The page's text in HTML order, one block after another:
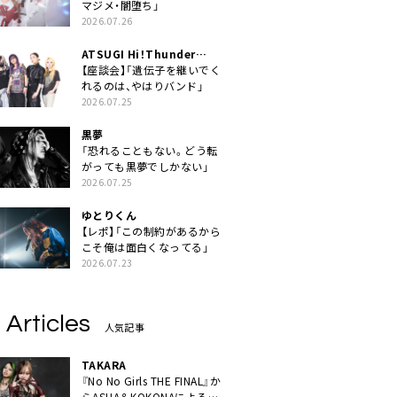
マジメ・闇堕ち」
2026.07.26
ATSUGI Hi！Thunder
Rock Festival
【座談会】「遺伝子を継いでく
れるのは、やはりバンド」
2026.07.25
黒夢
「恐れることもない。どう転
がっても黒夢でしかない」
2026.07.25
ゆとりくん
【レポ】「この制約があるから
こそ俺は面白くなってる」
2026.07.23
Articles 人気記事
TAKARA
『No No Girls THE FINAL』か